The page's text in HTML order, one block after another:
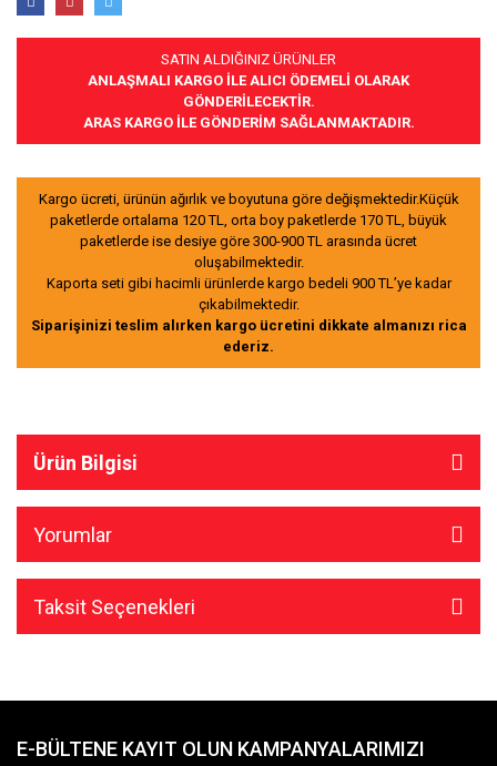
SATIN ALDIĞINIZ ÜRÜNLER
ANLAŞMALI KARGO İLE ALICI ÖDEMELİ OLARAK
GÖNDERİLECEKTİR.
ARAS KARGO İLE GÖNDERİM SAĞLANMAKTADIR.
Kargo ücreti, ürünün ağırlık ve boyutuna göre değişmektedir.Küçük
paketlerde ortalama 120 TL, orta boy paketlerde 170 TL, büyük
paketlerde ise desiye göre 300-900 TL arasında ücret
oluşabilmektedir.
Kaporta seti gibi hacimli ürünlerde kargo bedeli 900 TL’ye kadar
çıkabilmektedir.
Siparişinizi teslim alırken kargo ücretini dikkate almanızı rica
ederiz.
Ürün Bilgisi
Yorumlar
Taksit Seçenekleri
E-BÜLTENE KAYIT OLUN KAMPANYALARIMIZI